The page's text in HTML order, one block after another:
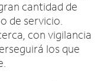
cantidad de
de servicio.
con vigilancia
los que